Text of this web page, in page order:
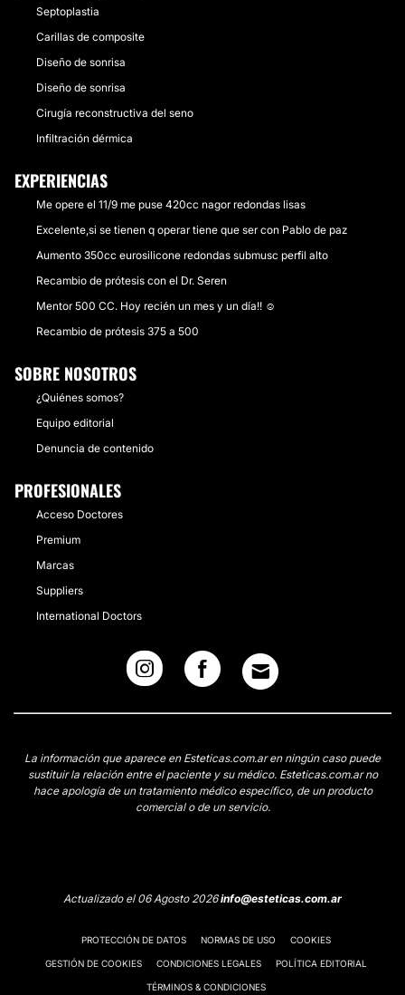
Septoplastia
Carillas de composite
Diseño de sonrisa
Diseño de sonrisa
Cirugía reconstructiva del seno
Infiltración dérmica
EXPERIENCIAS
Me opere el 11/9 me puse 420cc nagor redondas lisas
Excelente,si se tienen q operar tiene que ser con Pablo de paz
Aumento 350cc eurosilicone redondas submusc perfil alto
Recambio de prótesis con el Dr. Seren
Mentor 500 CC. Hoy recién un mes y un día!! ☺️
Recambio de prótesis 375 a 500
SOBRE NOSOTROS
¿Quiénes somos?
Equipo editorial
Denuncia de contenido
PROFESIONALES
Acceso Doctores
Premium
Marcas
Suppliers
International Doctors
La información que aparece en Esteticas.com.ar en ningún caso puede
sustituir la relación entre el paciente y su médico. Esteticas.com.ar no
hace apología de un tratamiento médico específico, de un producto
comercial o de un servicio.
Actualizado el 06 Agosto 2026info@esteticas.com.ar
PROTECCIÓN DE DATOS NORMAS DE USO COOKIES
GESTIÓN DE COOKIES CONDICIONES LEGALES POLÍTICA EDITORIAL
TÉRMINOS & CONDICIONES